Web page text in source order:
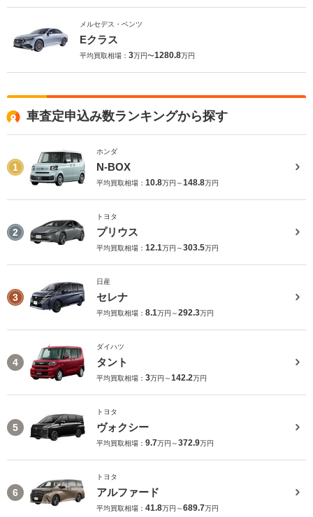
メルセデス・ベンツ
Eクラス
平均買取相場： 3万円〜1280.8万円
車査定申込み数ランキングから探す
1
ホンダ
N-BOX
平均買取相場： 10.8万円～148.8万円
2
トヨタ
プリウス
平均買取相場： 12.1万円～303.5万円
3
日産
セレナ
平均買取相場： 8.1万円～292.3万円
4
ダイハツ
タント
平均買取相場： 3万円～142.2万円
5
トヨタ
ヴォクシー
平均買取相場： 9.7万円～372.9万円
6
トヨタ
アルファード
平均買取相場： 41.8万円～689.7万円